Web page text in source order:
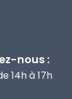
nous :
14h à 17h